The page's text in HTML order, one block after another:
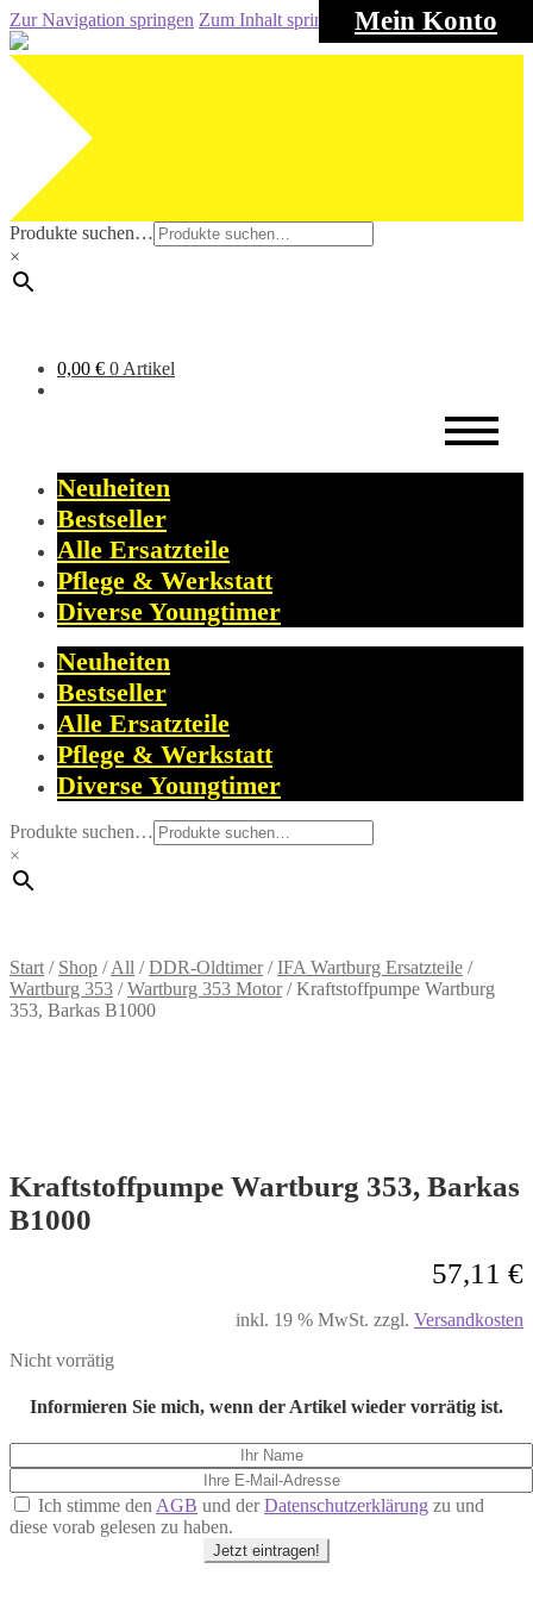
Mein Konto
Zur Navigation springen Zum Inhalt springen
Produkte suchen…
×
0,00 € 0 Artikel
Neuheiten
Bestseller
Alle Ersatzteile
Pflege & Werkstatt
Diverse Youngtimer
Neuheiten
Bestseller
Alle Ersatzteile
Pflege & Werkstatt
Diverse Youngtimer
Produkte suchen…
×
Start / Shop /All /DDR-Oldtimer/IFA Wartburg Ersatzteile /
Wartburg 353 /Wartburg 353 Motor/Kraftstoffpumpe Wartburg
353, Barkas B1000
Kraftstoffpumpe Wartburg 353, Barkas
B1000
57,11 €
inkl. 19 % MwSt. zzgl. Versandkosten
Nicht vorrätig
Informieren Sie mich, wenn der Artikel wieder vorrätig ist.
Ich stimme den AGB und derDatenschutzerklärung zu und
diese vorab gelesen zu haben.
Jetzt eintragen!